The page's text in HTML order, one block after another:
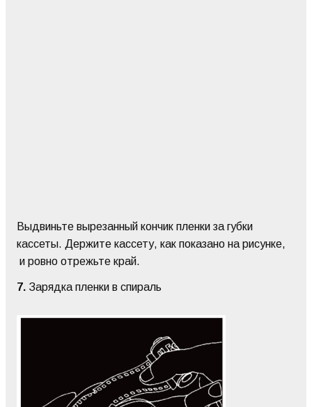
Выдвиньте вырезанный кончик пленки за губки
кассеты. Держите кассету, как показано на рисунке,
и ровно отрежьте край.
7. Зарядка пленки в спираль